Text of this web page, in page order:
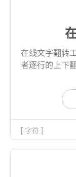
在线文字翻转
者逐行的上下翻
[ 字符 ]